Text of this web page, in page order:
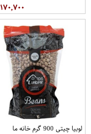
۱۷۰,۷۰۰
لوبیا چیتی 900 گرم خانه ما